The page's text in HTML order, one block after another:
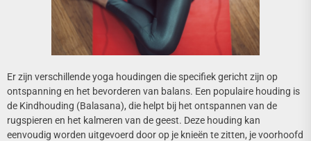
Er zijn verschillende yoga houdingen die specifiek gericht zijn op
ontspanning en het bevorderen van balans. Een populaire houding is
de Kindhouding (Balasana), die helpt bij het ontspannen van de
rugspieren en het kalmeren van de geest. Deze houding kan
eenvoudig worden uitgevoerd door op je knieën te zitten, je voorhoofd